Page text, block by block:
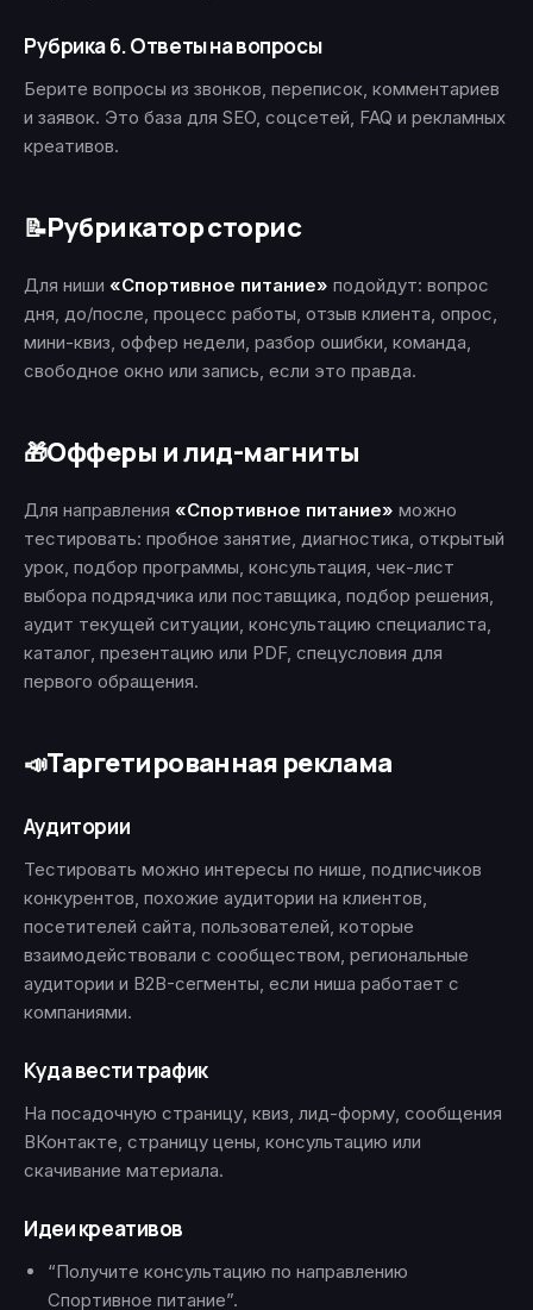
Рубрика 6. Ответы на вопросы
Берите вопросы из звонков, переписок, комментариев
и заявок. Это база для SEO, соцсетей, FAQ и рекламных
креативов.
📝Рубрикатор сторис
Для ниши «Спортивное питание» подойдут: вопрос
дня, до/после, процесс работы, отзыв клиента, опрос,
мини-квиз, оффер недели, разбор ошибки, команда,
свободное окно или запись, если это правда.
🎁Офферы и лид-магниты
Для направления «Спортивное питание» можно
тестировать: пробное занятие, диагностика, открытый
урок, подбор программы, консультация, чек-лист
выбора подрядчика или поставщика, подбор решения,
аудит текущей ситуации, консультацию специалиста,
каталог, презентацию или PDF, спецусловия для
первого обращения.
📣Таргетированная реклама
Аудитории
Тестировать можно интересы по нише, подписчиков
конкурентов, похожие аудитории на клиентов,
посетителей сайта, пользователей, которые
взаимодействовали с сообществом, региональные
аудитории и B2B-сегменты, если ниша работает с
компаниями.
Куда вести трафик
На посадочную страницу, квиз, лид-форму, сообщения
ВКонтакте, страницу цены, консультацию или
скачивание материала.
Идеи креативов
“Получите консультацию по направлению
Спортивное питание”.